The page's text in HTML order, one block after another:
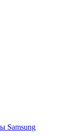
Samsung